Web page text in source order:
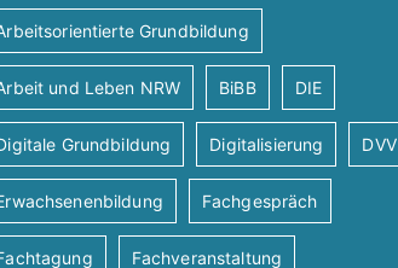
Grundbildung
und Leben NRW BiBB DIE
Grundbildung Digitalisierung DVV
Fachgespräch
Fachveranstaltung